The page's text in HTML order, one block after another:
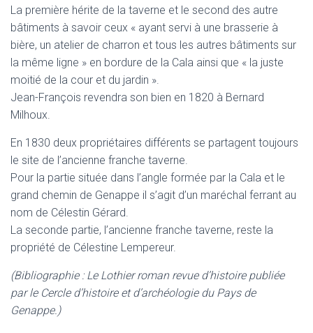
La première hérite de la taverne et le second des autre
bâtiments à savoir ceux « ayant servi à une brasserie à
bière, un atelier de charron et tous les autres bâtiments sur
la même ligne » en bordure de la Cala ainsi que « la juste
moitié de la cour et du jardin ».
Jean-François revendra son bien en 1820 à Bernard
Milhoux.
En 1830 deux propriétaires différents se partagent toujours
le site de l’ancienne franche taverne.
Pour la partie située dans l’angle formée par la Cala et le
grand chemin de Genappe il s’agit d’un maréchal ferrant au
nom de Célestin Gérard.
La seconde partie, l’ancienne franche taverne, reste la
propriété de Célestine Lempereur.
(Bibliographie : Le Lothier roman revue d’histoire publiée
par le Cercle d’histoire et d’archéologie du Pays de
Genappe.)